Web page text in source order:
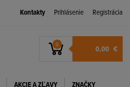
Kontakty Prihlásenie Registrácia
0 0,00 €
AKCIE A ZĽAVY ZNAČKY